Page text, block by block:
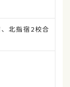
北指宿2校合